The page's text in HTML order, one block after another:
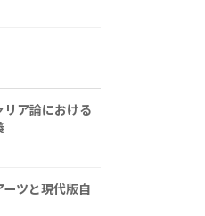
ア論における
ツと現代版自